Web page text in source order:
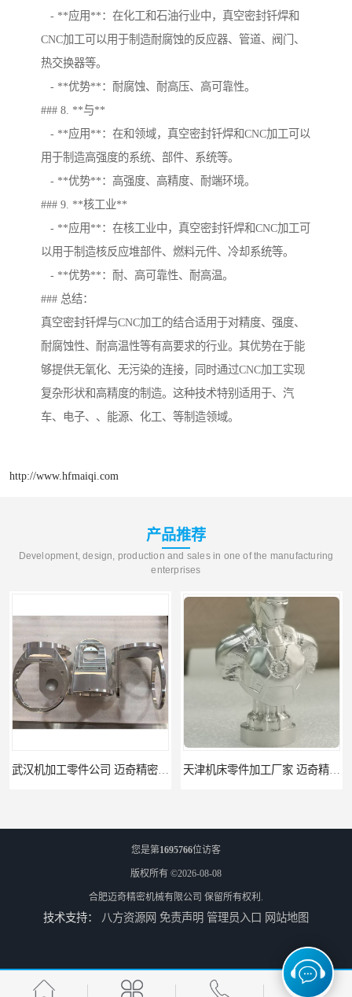
- **应用**：在化工和石油行业中，真空密封钎焊和
CNC加工可以用于制造耐腐蚀的反应器、管道、阀门、
热交换器等。
- **优势**：耐腐蚀、耐高压、高可靠性。
### 8. **与**
- **应用**：在和领域，真空密封钎焊和CNC加工可以
用于制造高强度的系统、部件、系统等。
- **优势**：高强度、高精度、耐端环境。
### 9. **核工业**
- **应用**：在核工业中，真空密封钎焊和CNC加工可
以用于制造核反应堆部件、燃料元件、冷却系统等。
- **优势**：耐、高可靠性、耐高温。
### 总结：
真空密封钎焊与CNC加工的结合适用于对精度、强度、
耐腐蚀性、耐高温性等有高要求的行业。其优势在于能
够提供无氧化、无污染的连接，同时通过CNC加工实现
复杂形状和高精度的制造。这种技术特别适用于、汽
车、电子、、能源、化工、等制造领域。
http://www.hfmaiqi.com
产品推荐
Development, design, production and sales in one of the manufacturing
enterprises
北京零配件机加工 迈奇精密机械 经验丰富 济南四轴零件加工服务 迈奇精密机械 批量订单可免费打样
您是第1695766位访客
版权所有 ©2026-08-08
合肥迈奇精密机械有限公司 保留所有权利.
技术支持： 八方资源网 免责声明 管理员入口 网站地图